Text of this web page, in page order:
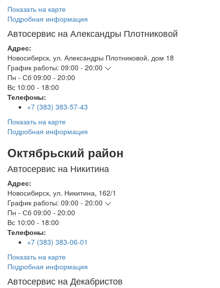
Показать на карте
Подробная информация
Автосервис на Александры Плотниковой
Адрес:
Новосибирск, ул. Александры Плотниковой, дом 18
График работы: 09:00 - 20:00
Пн - Сб 09:00 - 20:00
Вс 10:00 - 18:00
Телефоны:
+7 (383) 383-57-43
Показать на карте
Подробная информация
Октябрьский район
Автосервис на Никитина
Адрес:
Новосибирск, ул. Никитина, 162/1
График работы: 09:00 - 20:00
Пн - Сб 09:00 - 20:00
Вс 10:00 - 18:00
Телефоны:
+7 (383) 383-06-01
Показать на карте
Подробная информация
Автосервис на Декабристов